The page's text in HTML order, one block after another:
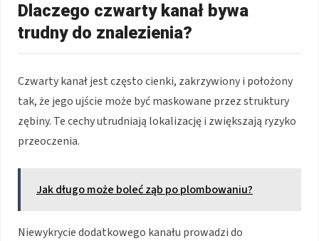
Dlaczego czwarty kanał bywa
trudny do znalezienia?
Czwarty kanał jest często cienki, zakrzywiony i położony
tak, że jego ujście może być maskowane przez struktury
zębiny. Te cechy utrudniają lokalizację i zwiększają ryzyko
przeoczenia.
Jak długo może boleć ząb po plombowaniu?
Niewykrycie dodatkowego kanału prowadzi do